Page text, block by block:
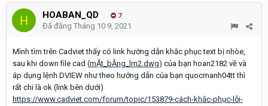
HOABAN_QD 7
Đã đăng Tháng 10 9, 2021
Mình tìm trên Cadviet thấy có link hướng dẫn khắc phục text bị nhòe,
sau khi down file cad (mẶt_bẰng_lm2.dwg) của bạn hoan2182 về và
áp dụng lệnh DVIEW như theo hướng dẫn của bạn quocmanh04tt thì
rất chi là ok (link bên dưới)
https://www.cadviet.com/forum/topic/153879-cách-khắc-phục-lỗi-